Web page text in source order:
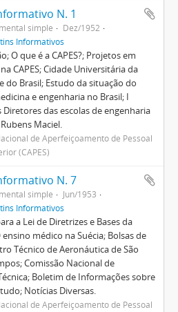
N. 1
simple
Dez/1952
Informativos
O que é a CAPES?; Projetos em
CAPES; Cidade Universitária da
do Brasil; Estudo da situação do
e engenharia no Brasil; I
Diretores das escolas de engenharia
Maciel.
de Aperfeiçoamento de Pessoal
(CAPES)
N. 7
simple
Jun/1953
Informativos
a Lei de Diretrizes e Bases da
ensino médico na Suécia; Bolsas de
Técnico de Aeronáutica de São
Comissão Nacional de
Boletim de Informações sobre
Notícias Diversas.
de Aperfeiçoamento de Pessoal